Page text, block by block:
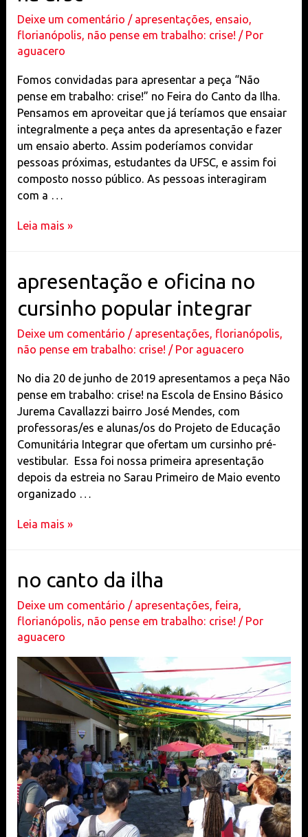
e
cultura
da
Biologia,
UFSC
e
oficina
de
teatro
Deixe um comentário / apresentações, ensaio,
florianópolis, não pense em trabalho: crise! / Por
aguacero
Fomos convidadas para apresentar a peça “Não
pense em trabalho: crise!” no Feira do Canto da Ilha.
Pensamos em aproveitar que já teríamos que ensaiar
integralmente a peça antes da apresentação e fazer
um ensaio aberto. Assim poderíamos convidar
pessoas próximas, estudantes da UFSC, e assim foi
composto nosso público. As pessoas interagiram
com a …
ensaio
do
CED
UFSC
Leia mais »
apresentação e oficina no
cursinho popular integrar
Deixe um comentário / apresentações, florianópolis,
não pense em trabalho: crise! / Por aguacero
No dia 20 de junho de 2019 apresentamos a peça Não
pense em trabalho: crise! na Escola de Ensino Básico
Jurema Cavallazzi bairro José Mendes, com
professoras/es e alunas/os do Projeto de Educação
Comunitária Integrar que ofertam um cursinho pré-
vestibular. Essa foi nossa primeira apresentação
depois da estreia no Sarau Primeiro de Maio evento
organizado …
apresentação
cursinho
popular
Integrar
Leia mais »
no canto da ilha
Deixe um comentário / apresentações, feira,
florianópolis, não pense em trabalho: crise! / Por
aguacero